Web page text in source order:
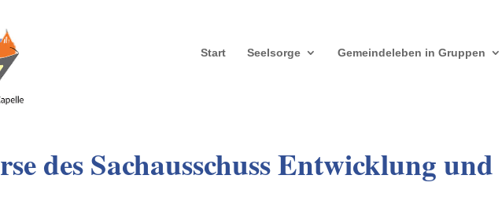
Start Seelsorge Gemeindeleben in Gruppen
des Sachausschuss Entwicklung und